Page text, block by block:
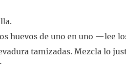
huevos de uno en uno —lee
tamizadas. Mezcla lo